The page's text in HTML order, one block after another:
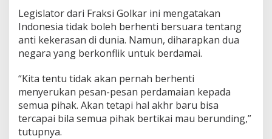
S
e
r
k
n
P
e
a
Legislator dari Fraksi Golkar ini mengatakan
Indonesia tidak boleh berhenti bersuara tentang
anti kekerasan di dunia. Namun, diharapkan dua
negara yang berkonflik untuk berdamai.
“Kita tentu tidak akan pernah berhenti
menyerukan pesan-pesan perdamaian kepada
semua pihak. Akan tetapi hal akhr baru bisa
tercapai bila semua pihak bertikai mau berunding,”
tutupnya.